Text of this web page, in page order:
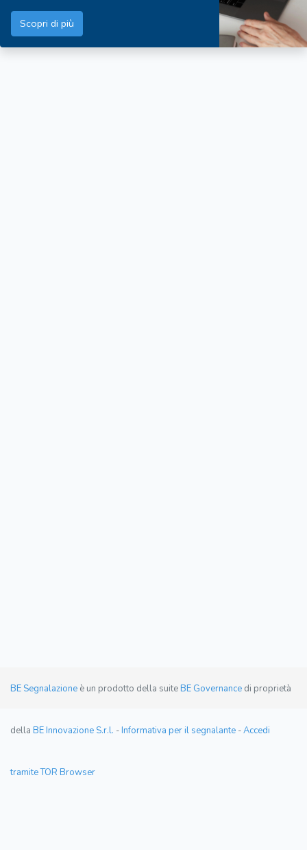
Scopri di più
BE Segnalazione è un prodotto della suiteBE Governance di proprietà
della BE Innovazione S.r.l. -Informativa per il segnalante -Accedi
tramite TOR Browser